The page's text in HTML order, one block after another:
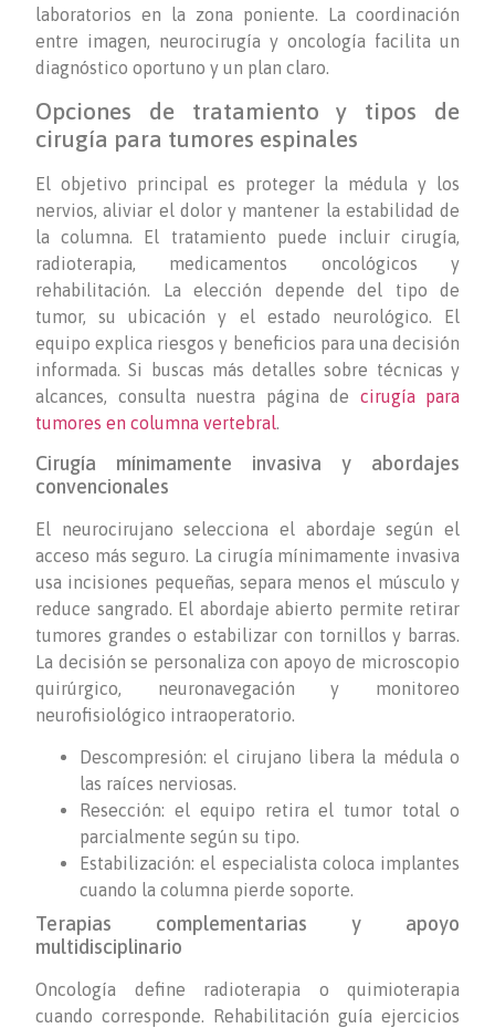
laboratorios en la zona poniente. La coordinación
entre imagen, neurocirugía y oncología facilita un
diagnóstico oportuno y un plan claro.
Opciones de tratamiento y tipos de
cirugía para tumores espinales
El objetivo principal es proteger la médula y los
nervios, aliviar el dolor y mantener la estabilidad de
la columna. El tratamiento puede incluir cirugía,
radioterapia, medicamentos oncológicos y
rehabilitación. La elección depende del tipo de
tumor, su ubicación y el estado neurológico. El
equipo explica riesgos y beneficios para una decisión
informada. Si buscas más detalles sobre técnicas y
alcances, consulta nuestra página de cirugía para
tumores en columna vertebral.
Cirugía mínimamente invasiva y abordajes
convencionales
El neurocirujano selecciona el abordaje según el
acceso más seguro. La cirugía mínimamente invasiva
usa incisiones pequeñas, separa menos el músculo y
reduce sangrado. El abordaje abierto permite retirar
tumores grandes o estabilizar con tornillos y barras.
La decisión se personaliza con apoyo de microscopio
quirúrgico, neuronavegación y monitoreo
neurofisiológico intraoperatorio.
Descompresión: el cirujano libera la médula o
las raíces nerviosas.
Resección: el equipo retira el tumor total o
parcialmente según su tipo.
Estabilización: el especialista coloca implantes
cuando la columna pierde soporte.
Terapias complementarias y apoyo
multidisciplinario
Oncología define radioterapia o quimioterapia
cuando corresponde. Rehabilitación guía ejercicios